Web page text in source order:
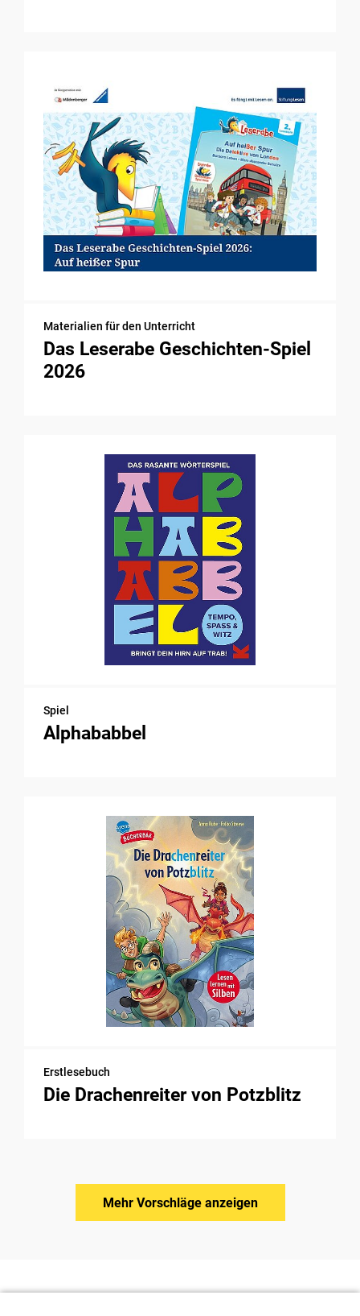
Materialien für den Unterricht
Das Leserabe Geschichten-Spiel
2026
Spiel
Alphababbel
Erstlesebuch
Die Drachenreiter von Potzblitz
Mehr Vorschläge anzeigen